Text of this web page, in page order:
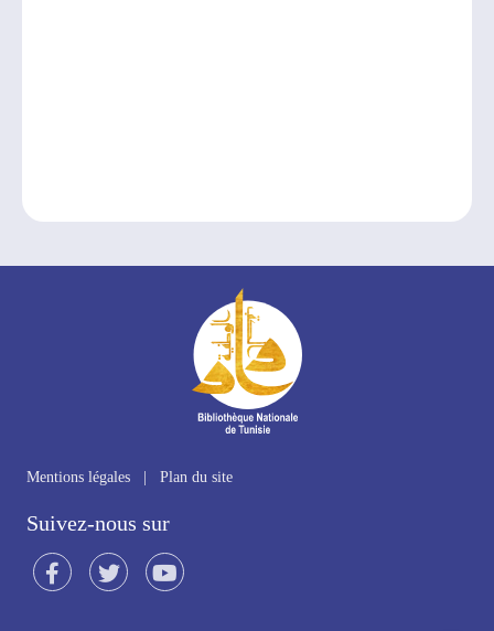
Mentions légales Plan du site
Suivez-nous sur